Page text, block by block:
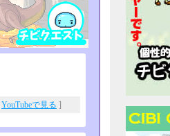
YouTubeで見る ]